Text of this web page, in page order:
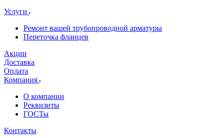
Услуги
Ремонт вашей трубопроводной арматуры
Переточка фланцев
Акции
Доставка
Оплата
Компания
О компании
Реквизиты
ГОСТы
Контакты